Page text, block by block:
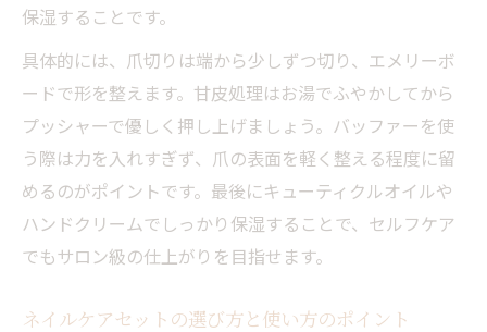
保湿することです。
具体的には、爪切りは端から少しずつ切り、エメリーボ
ードで形を整えます。甘皮処理はお湯でふやかしてから
プッシャーで優しく押し上げましょう。バッファーを使
う際は力を入れすぎず、爪の表面を軽く整える程度に留
めるのがポイントです。最後にキューティクルオイルや
ハンドクリームでしっかり保湿することで、セルフケア
でもサロン級の仕上がりを目指せます。
ネイルケアセットの選び方と使い方のポイント